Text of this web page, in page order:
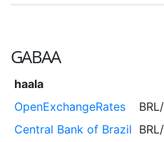
GABAA
haala
OpenExchangeRates
Central Bank of Brazil